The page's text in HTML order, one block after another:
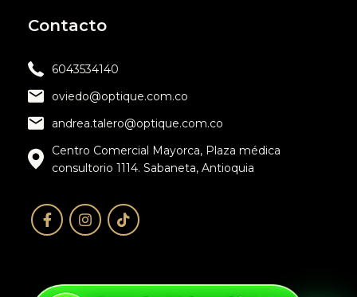
Contacto
6043534140
oviedo@optique.com.co
andrea.talero@optique.com.co
Centro Comercial Mayorca, Plaza médica
consultorio 1114. Sabaneta, Antioquia